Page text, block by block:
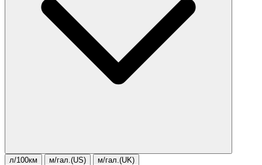
л/100км м/гал.(US) м/гал.(UK)